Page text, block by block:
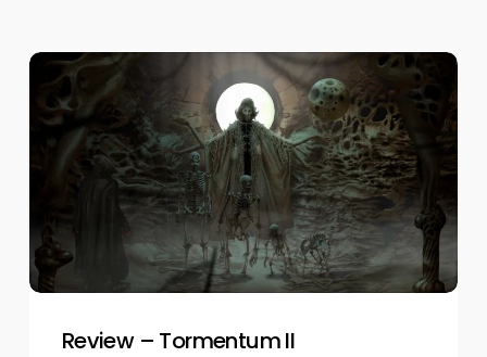
Review
Tormentum
Review – Tormentum II